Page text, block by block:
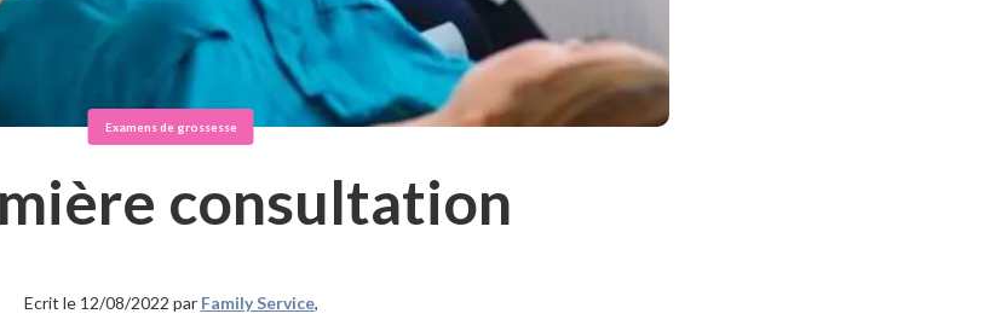
Examens de grossesse
consultation
Ecrit le 12/08/2022 par Family Service,